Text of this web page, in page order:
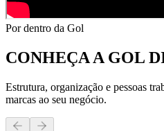
Por dentro da Gol
CONHEÇA AGOL
Estrutura, organização e pessoas
marcas ao seu negócio.